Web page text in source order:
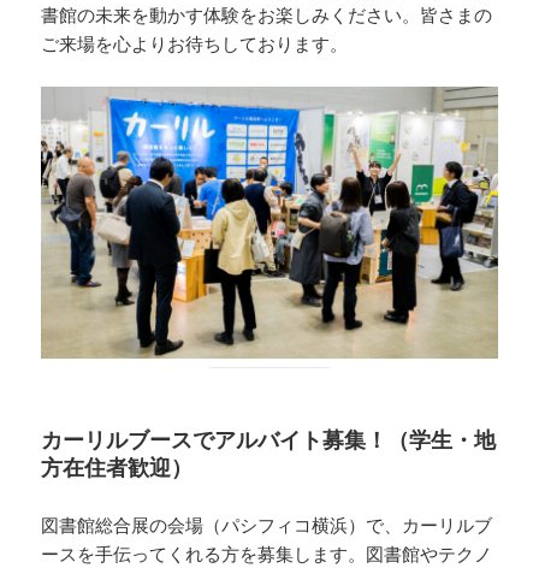
書館の未来を動かす体験をお楽しみください。皆さまの
ご来場を心よりお待ちしております。
カーリルブースでアルバイト募集！（学生・地
方在住者歓迎）
図書館総合展の会場（パシフィコ横浜）で、カーリルブ
ースを手伝ってくれる方を募集します。図書館やテクノ